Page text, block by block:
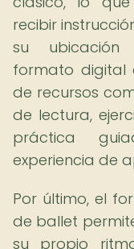
recibir
su ubicación
formato digital
de recursos
de lectura,
práctica
experiencia de
Por último, el
de ballet
su propio